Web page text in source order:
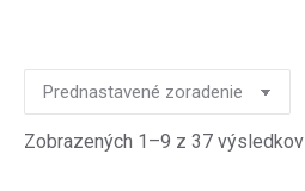
Zobrazených 1–9 z 37 výsledkov